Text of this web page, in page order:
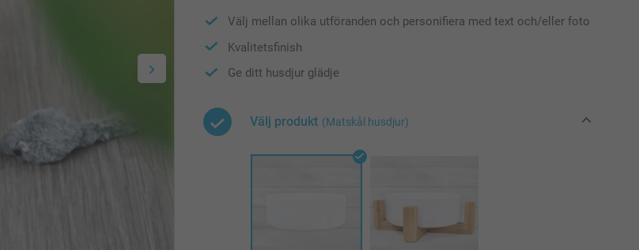
Välj mellan olika utföranden och personifiera med text och/eller foto
Kvalitetsfinish
Ge ditt husdjur glädje
Välj produkt (Matskål husdjur)